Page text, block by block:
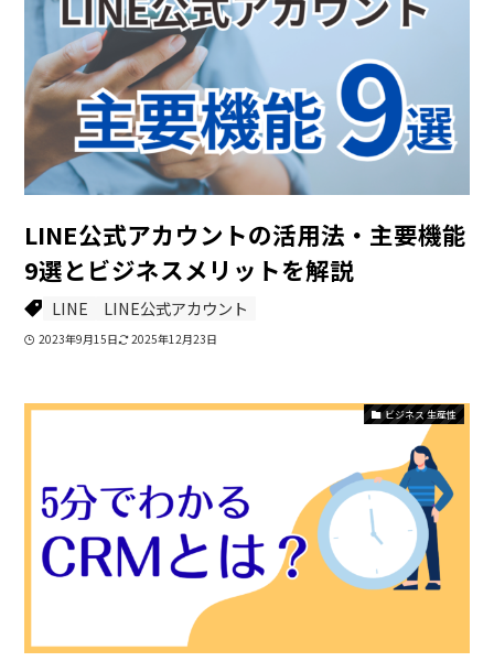
LINE公式アカウントの活用法・主要機能
9選とビジネスメリットを解説
LINE LINE公式アカウント
2023年9月15日 2025年12月23日
ビジネス 生産性